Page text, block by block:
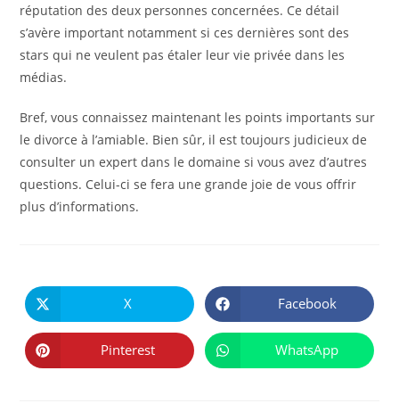
réputation des deux personnes concernées. Ce détail
s’avère important notamment si ces dernières sont des
stars qui ne veulent pas étaler leur vie privée dans les
médias.
Bref, vous connaissez maintenant les points importants sur
le divorce à l’amiable. Bien sûr, il est toujours judicieux de
consulter un expert dans le domaine si vous avez d’autres
questions. Celui-ci se fera une grande joie de vous offrir
plus d’informations.
CE
CONTENU
Ouvrir
dans
une
autre
fenêtre
X Ouvrir
dans
une
autre
fenêtre
Facebook
Ouvrir
dans
Pinterest Ouvrir
dans
WhatsApp